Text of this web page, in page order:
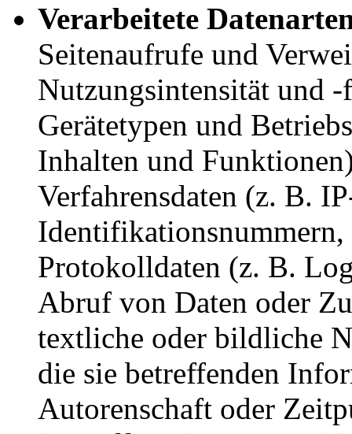
Verarbeitete
Seitenaufrufe und
Nutzungsintensität und -
Gerätetypen und
Inhalten und
Verfahrensdaten (z. B.
Identifikationsnummern,
Protokolldaten (z. B.
Abruf von Daten oder
textliche oder bildliche
die sie betreffenden
Autorenschaft oder